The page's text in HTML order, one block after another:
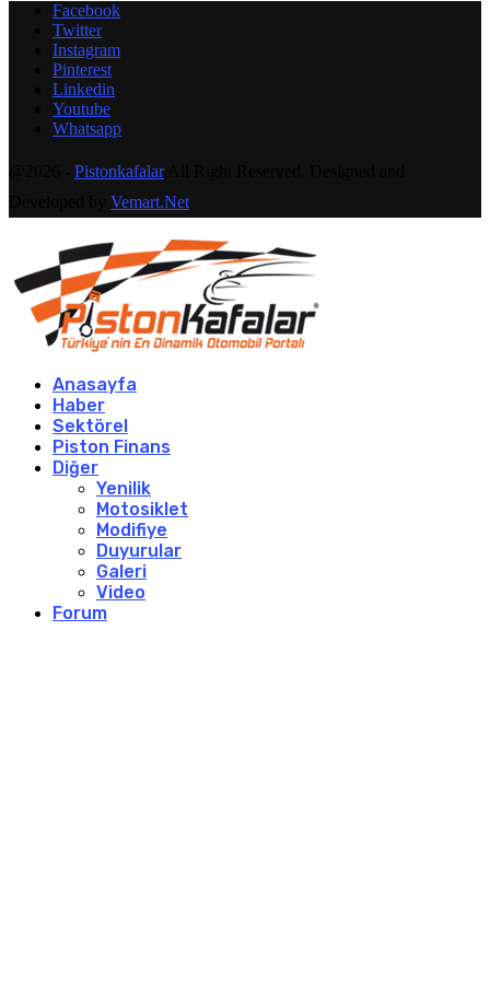
Facebook
Twitter
Instagram
Pinterest
Linkedin
Youtube
Whatsapp
PistonkafalarAll Right Reserved. Designed and
Vemart.Net
Anasayfa
Haber
Sektörel
Piston Finans
Diğer
Yenilik
Motosiklet
Modifiye
Duyurular
Galeri
Video
Forum